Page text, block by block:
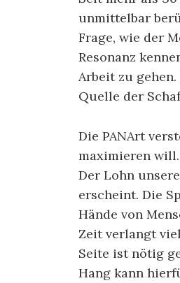
unmittelbar
Frage, wie der
Resonanz
Arbeit zu
Quelle der
Die PANArt
maximieren
Der Lohn
erscheint. Die
Hände von
Zeit verlangt
Seite ist nötig
Hang kann